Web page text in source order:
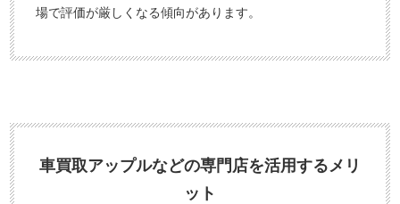
場で評価が厳しくなる傾向があります。
車買取アップルなどの専門店を活用するメリ
ット